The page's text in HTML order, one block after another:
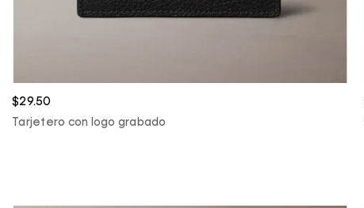
$29.50
Tarjetero con logo grabado